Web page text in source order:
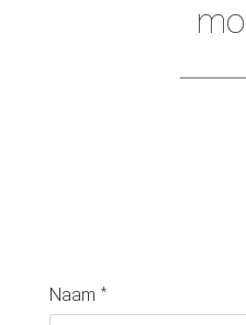
Naam *